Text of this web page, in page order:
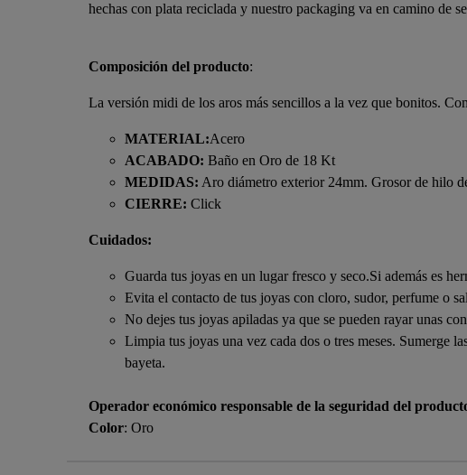
hechas con plata reciclada y nuestro packaging va en camino de
Composición del producto:
La versión midi de los aros más sencillos a la vez que bonitos.
MATERIAL:Acero
ACABADO: Baño en Oro de 18 Kt
MEDIDAS: Aro diámetro exterior 24mm. Grosor de hilo
CIERRE: Click
Cuidados:
Guarda tus joyas en un lugar fresco y seco.Si además es
Evita el contacto de tus joyas con cloro, sudor, perfume o
No dejes tus joyas apiladas ya que se pueden rayar unas
Limpia tus joyas una vez cada dos o tres meses. Sumerge
bayeta.
Operador económico responsable de la seguridad del
Color: Oro